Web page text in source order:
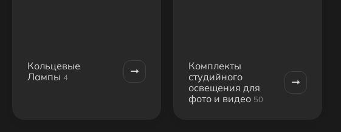
Кольцевые
Лампы 4
Комплекты
студийного
освещения для
фото и видео 50